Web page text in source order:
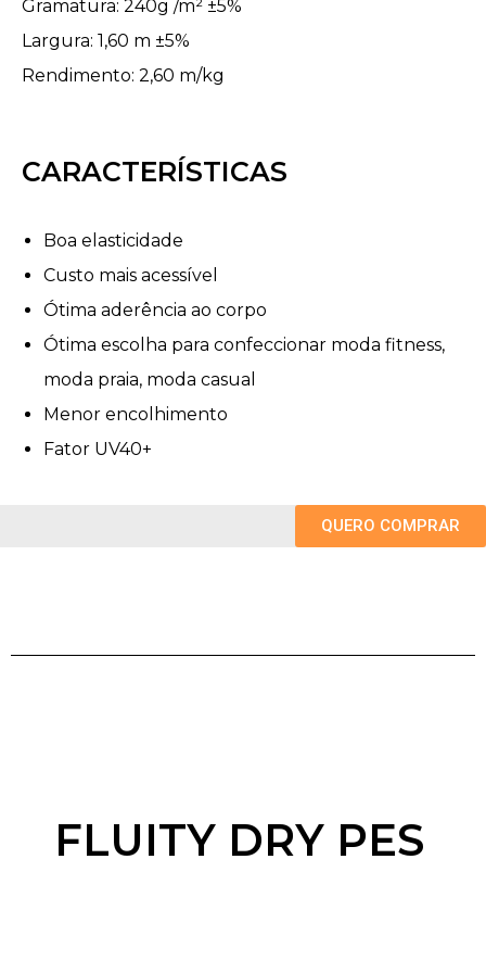
Gramatura: 240g /m² ±5%
Largura: 1,60 m ±5%
Rendimento: 2,60 m/kg
CARACTERÍSTICAS
Boa elasticidade
Custo mais acessível
Ótima aderência ao corpo
Ótima escolha para confeccionar moda fitness,
moda praia, moda casual
Menor encolhimento
Fator UV40+
QUERO COMPRAR
FLUITY DRY PES